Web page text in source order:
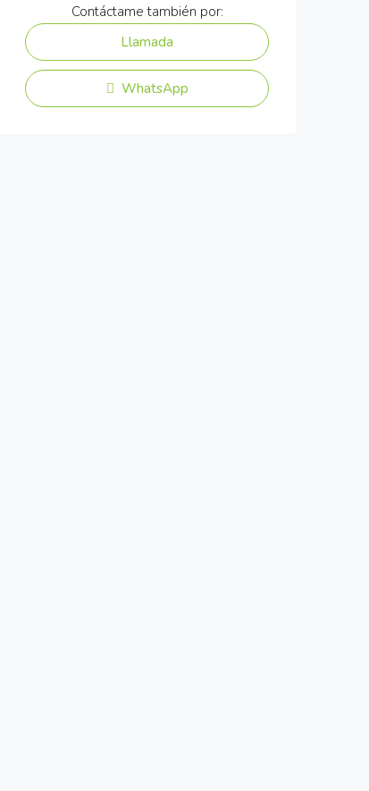
Contáctame también por:
Llamada
WhatsApp